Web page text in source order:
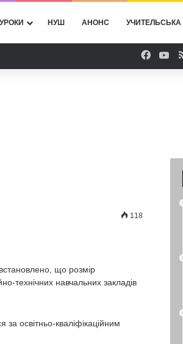
УРОКИ НУШ АНОНС УЧИТЕЛЬСЬКА
118
що розмір
технічних навчальних закладів
за освітньо-кваліфікаційним